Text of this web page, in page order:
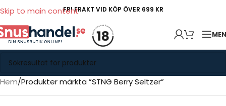
Skip to main contentFRI FRAKT VID KÖP ÖVER 699 KR
Hem Produkter märkta ”STNG Berry Seltzer”